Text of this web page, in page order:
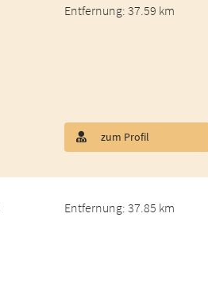
Entfernung: 37.59 km
zum Profil
Entfernung: 37.85 km